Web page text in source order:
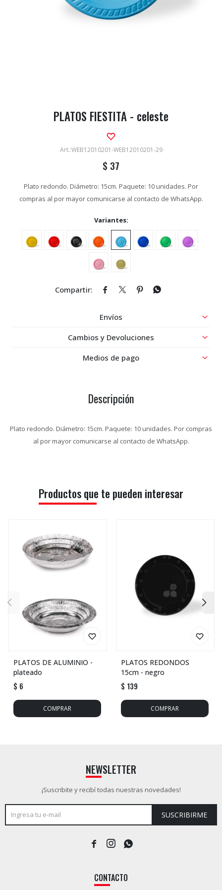
PLATOS FIESTITA - celeste
WEB12010201-WEB12010201-29
$ 37
Plato redondo. Diámetro: 15cm. Paquete: 10 unidades. Por
compras al por mayor comunicarse al contacto de WhatsApp.
Variantes:
   
Envíos
Cambios y Devoluciones
Medios de pago
Descripción
Plato redondo. Diámetro: 15cm. Paquete: 10 unidades. Por compras
al por mayor comunicarse al contacto de WhatsApp.
Productos que te pueden interesar
PLATOS DE ALUMINIO -
plateado
$ 6
PLATOS REDONDOS
15cm - negro
$ 139
CONTACTO
NEWSLETTER
¡Suscribite y recibí todas nuestras novedades!
SUSCRIBIRME
  